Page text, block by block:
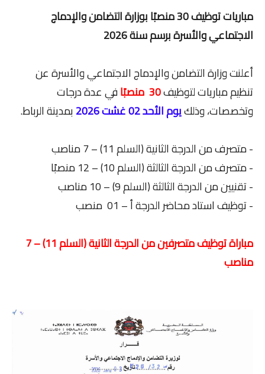
مباريات توظيف 30 منصبًا بوزارة التضامن والإدماج
الاجتماعي والأسرة برسم سنة 2026
أعلنت وزارة التضامن والإدماج الاجتماعي والأسرة عن
تنظيم مباريات لتوظيف
في عدة درجات
وتخصصات، وذلكيوم الأحد 02 غشت 2026
بمدينة الرباط.
- متصرف من الدرجة الثانية (السلم 11) – 7 مناصب
- متصرف من الدرجة الثالثة (السلم 10) – 12 منصبًا
- تقنيين من الدرجة الثالثة (السلم 9) – 10 مناصب
- توظيف استاد محاضر الدرجة أ – 01 منصب
مباراة توظيف متصرفين من الدرجة الثانية (السلم 11) – 7
مناصب